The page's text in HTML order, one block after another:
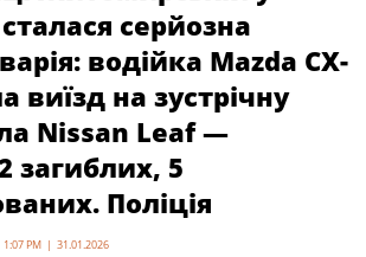
серйозна
водійка Mazda CX-
виїзд на зустрічну
Nissan Leaf —
загиблих, 5
Поліція
1:07 PM | 31.01.2026